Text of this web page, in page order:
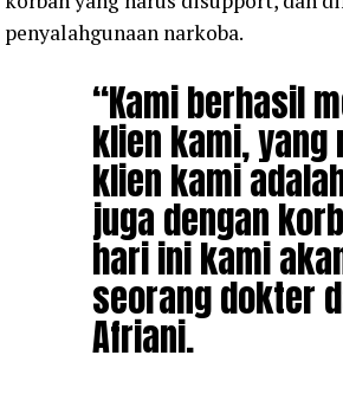
penyalahgunaan narkoba.
“Kami berhasil
klien kami,
klien kami
juga dengan
hari ini kami
seorang dokter
Afriani.